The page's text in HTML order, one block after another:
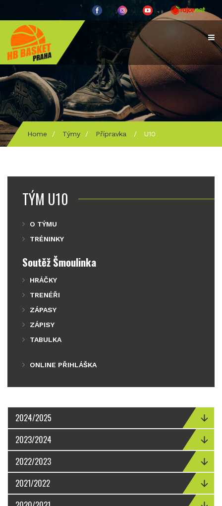
Home / Týmy / Přípravka / U10
TÝM U10
O TÝMU
TRÉNINKY
Soutěž Šmoulinka
HRÁČKY
TRENÉŘI
ZÁPASY
ZÁPISY
TABULKA
ONLINE PŘIHLÁŠKA
2024/2025
2023/2024
2022/2023
2021/2022